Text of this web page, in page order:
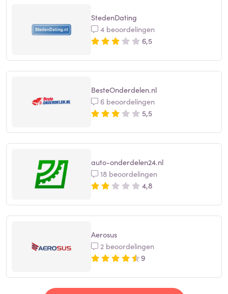
StedenDating
4 beoordelingen
6,5
BesteOnderdelen.nl
6 beoordelingen
5,5
auto-onderdelen24.nl
18 beoordelingen
4,8
Aerosus
2 beoordelingen
9